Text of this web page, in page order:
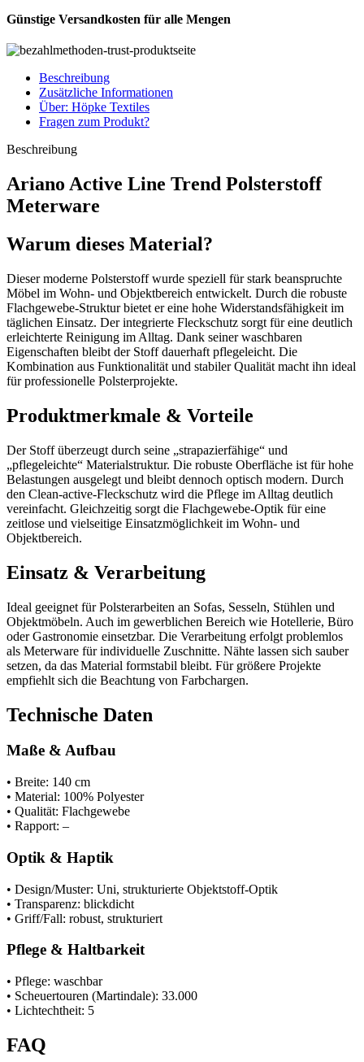
Günstige Versandkosten für alle Mengen
Beschreibung
Zusätzliche Informationen
Über: Höpke Textiles
Fragen zum Produkt?
Beschreibung
Ariano Active Line Trend Polsterstoff
Meterware
Warum dieses Material?
Dieser moderne Polsterstoff wurde speziell für stark beanspruchte
Möbel im Wohn- und Objektbereich entwickelt. Durch die robuste
Flachgewebe-Struktur bietet er eine hohe Widerstandsfähigkeit im
täglichen Einsatz. Der integrierte Fleckschutz sorgt für eine deutlich
erleichterte Reinigung im Alltag. Dank seiner waschbaren
Eigenschaften bleibt der Stoff dauerhaft pflegeleicht. Die
Kombination aus Funktionalität und stabiler Qualität macht ihn ideal
für professionelle Polsterprojekte.
Produktmerkmale & Vorteile
Der Stoff überzeugt durch seine „strapazierfähige“ und
„pflegeleichte“ Materialstruktur. Die robuste Oberfläche ist für hohe
Belastungen ausgelegt und bleibt dennoch optisch modern. Durch
den Clean-active-Fleckschutz wird die Pflege im Alltag deutlich
vereinfacht. Gleichzeitig sorgt die Flachgewebe-Optik für eine
zeitlose und vielseitige Einsatzmöglichkeit im Wohn- und
Objektbereich.
Einsatz & Verarbeitung
Ideal geeignet für Polsterarbeiten an Sofas, Sesseln, Stühlen und
Objektmöbeln. Auch im gewerblichen Bereich wie Hotellerie, Büro
oder Gastronomie einsetzbar. Die Verarbeitung erfolgt problemlos
als Meterware für individuelle Zuschnitte. Nähte lassen sich sauber
setzen, da das Material formstabil bleibt. Für größere Projekte
empfiehlt sich die Beachtung von Farbchargen.
Technische Daten
Maße & Aufbau
• Breite: 140 cm
• Material: 100% Polyester
• Qualität: Flachgewebe
• Rapport: –
Optik & Haptik
• Design/Muster: Uni, strukturierte Objektstoff-Optik
• Transparenz: blickdicht
• Griff/Fall: robust, strukturiert
Pflege & Haltbarkeit
• Pflege: waschbar
• Scheuertouren (Martindale): 33.000
• Lichtechtheit: 5
FAQ